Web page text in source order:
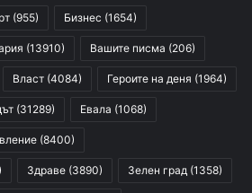
(955) Бизнес (1654)
(13910) Вашите писма (206)
Власт (4084) Героите на деня (1964)
(31289) Евала (1068)
(8400)
Здраве (3890) Зелен град (1358)